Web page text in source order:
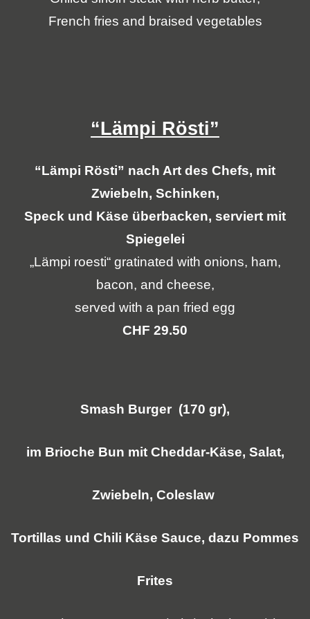
French fries and braised vegetables
“Lämpi Rösti”
“Lämpi Rösti” nach Art des Chefs, mit
Zwiebeln, Schinken,
Speck und Käse überbacken, serviert mit
Spiegelei
„Lämpi roesti“ gratinated with onions, ham,
bacon, and cheese,
served with a pan fried egg
CHF 29.50
Smash Burger (170 gr),
im Brioche Bun mit Cheddar-Käse, Salat,
Zwiebeln, Coleslaw
Tortillas und Chili Käse Sauce, dazu Pommes
Frites